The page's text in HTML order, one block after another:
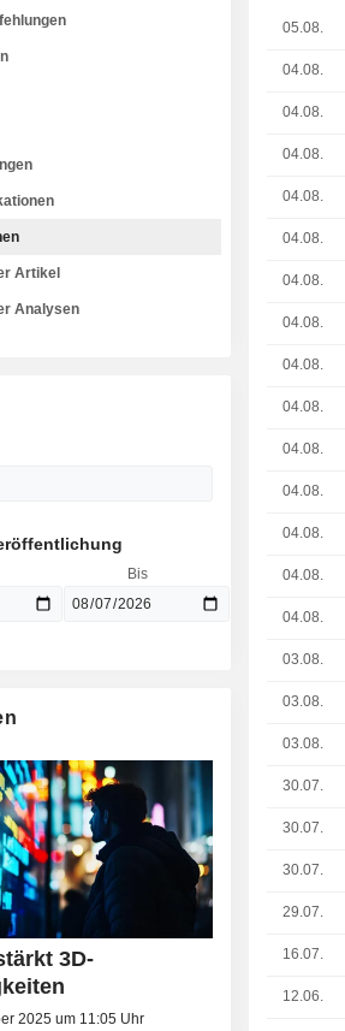
05.08.
04.08.
04.08.
04.08.
04.08.
04.08.
04.08.
04.08.
04.08.
04.08.
04.08.
04.08.
04.08.
04.08.
04.08.
03.08.
03.08.
03.08.
30.07.
30.07.
30.07.
29.07.
16.07.
12.06.
Artikel
Analysen
Bis
3D-
2025 um 11:05 Uhr